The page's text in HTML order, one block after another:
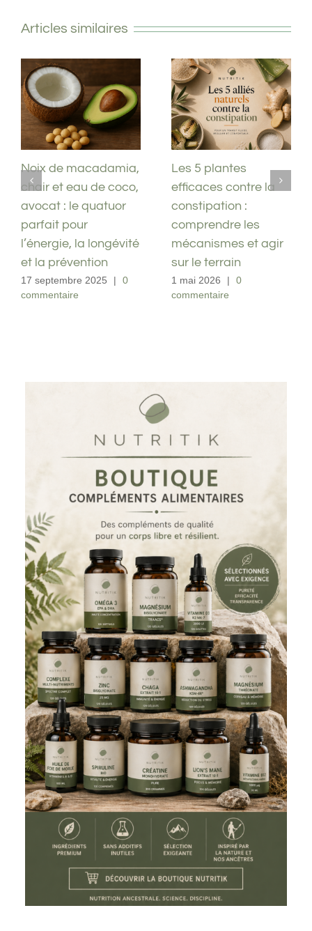
Articles similaires
Noix de macadamia,
chair et eau de coco,
avocat : le quatuor
parfait pour
l’énergie, la longévité
et la prévention
17 septembre 2025
commentaire
Les 5 plantes
efficaces contre la
constipation :
comprendre les
mécanismes et agir
sur le terrain
1 mai 2026
commentaire